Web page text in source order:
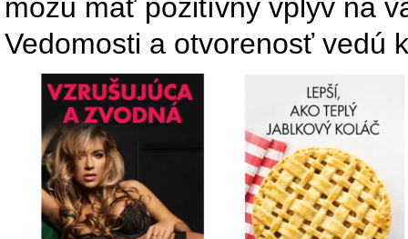
môžu mať pozitívny vplyv na
Vedomosti a otvorenosť vedú